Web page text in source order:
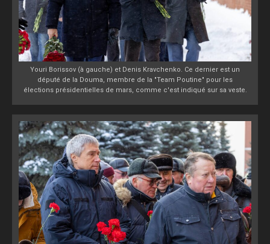
Youri Borissov (à gauche) et Denis Kravchenko. Ce dernier est un
député de la Douma, membre de la "Team Poutine" pour les
élections présidentielles de mars, comme c'est indiqué sur sa veste.